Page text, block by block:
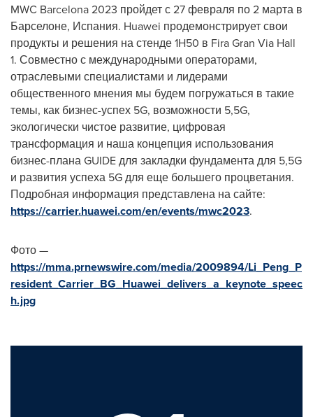
MWC Barcelona 2023 пройдет с 27 февраля по 2 марта в
Барселоне, Испания. Huawei продемонстрирует свои
продукты и решения на стенде 1H50 в Fira Gran Via Hall
1. Совместно с международными операторами,
отраслевыми специалистами и лидерами
общественного мнения мы будем погружаться в такие
темы, как бизнес-успех 5G, возможности 5,5G,
экологически чистое развитие, цифровая
трансформация и наша концепция использования
бизнес-плана GUIDE для закладки фундамента для 5,5G
и развития успеха 5G для еще большего процветания.
Подробная информация представлена на сайте:
https://carrier.huawei.com/en/events/mwc2023.
Фото —
https://mma.prnewswire.com/media/2009894/Li_Peng_P
resident_Carrier_BG_Huawei_delivers_a_keynote_speec
h.jpg